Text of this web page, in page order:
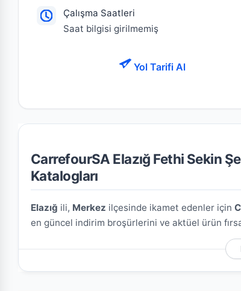
Çalışma Saatleri
Saat bilgisi girilmemiş
Yol Tarifi Al
CarrefourSA Elazığ Fethi Sekin
Katalogları
Elazığ ili, Merkez ilçesinde ikamet edenler için
en güncel indirim broşürlerini ve aktüel ürün
CarrefourSA Elazığ Fethi Sekin Şehir
Mağazamızın açık adresi şöyledir:Ulukent